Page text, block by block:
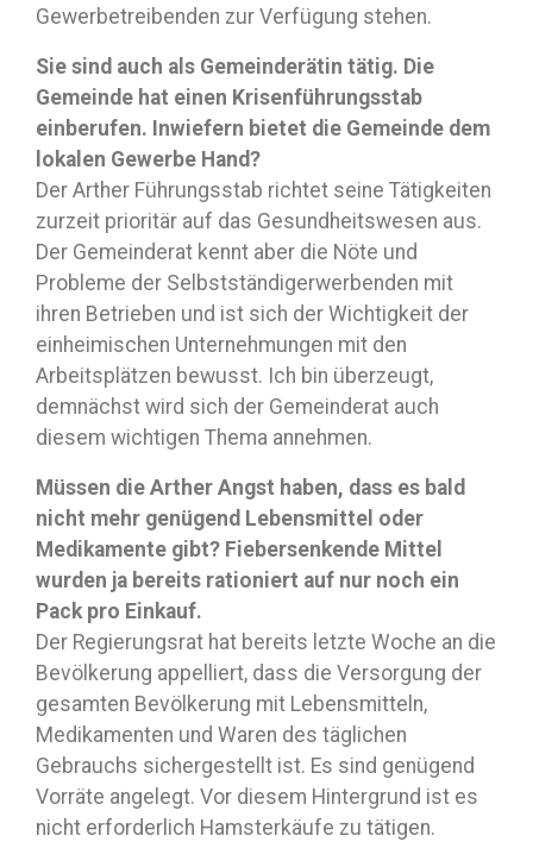
Gewerbetreibenden zur Verfügung stehen.
Sie sind auch als Gemeinderätin tätig. Die
Gemeinde hat einen Krisenführungsstab
einberufen. Inwiefern bietet die Gemeinde dem
lokalen Gewerbe Hand?
Der Arther Führungsstab richtet seine Tätigkeiten
zurzeit prioritär auf das Gesundheitswesen aus.
Der Gemeinderat kennt aber die Nöte und
Probleme der Selbstständigerwerbenden mit
ihren Betrieben und ist sich der Wichtigkeit der
einheimischen Unternehmungen mit den
Arbeitsplätzen bewusst. Ich bin überzeugt,
demnächst wird sich der Gemeinderat auch
diesem wichtigen Thema annehmen.
Müssen die Arther Angst haben, dass es bald
nicht mehr genügend Lebensmittel oder
Medikamente gibt? Fiebersenkende Mittel
wurden ja bereits rationiert auf nur noch ein
Pack pro Einkauf.
Der Regierungsrat hat bereits letzte Woche an die
Bevölkerung appelliert, dass die Versorgung der
gesamten Bevölkerung mit Lebensmitteln,
Medikamenten und Waren des täglichen
Gebrauchs sichergestellt ist. Es sind genügend
Vorräte angelegt. Vor diesem Hintergrund ist es
nicht erforderlich Hamsterkäufe zu tätigen.